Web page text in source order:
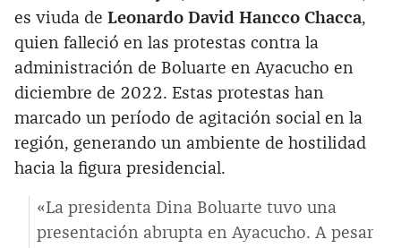
es viuda de Leonardo David Hancco Chacca,
quien falleció en las protestas contra la
administración de Boluarte en Ayacucho en
diciembre de 2022. Estas protestas han
marcado un período de agitación social en la
región, generando un ambiente de hostilidad
hacia la figura presidencial.
«La presidenta Dina Boluarte tuvo una
presentación abrupta en Ayacucho. A pesar